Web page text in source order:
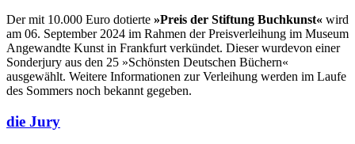
Der mit 10.000 Euro dotierte »Preis der Stiftung Buchkunst« wird
am 06. September 2024 im Rahmen der Preisverleihung im Museum
Angewandte Kunst in Frankfurt verkündet. Dieser wurdevon einer
Sonderjury aus den 25 »Schönsten Deutschen Büchern«
ausgewählt. Weitere Informationen zur Verleihung werden im Laufe
des Sommers noch bekannt gegeben.
die Jury